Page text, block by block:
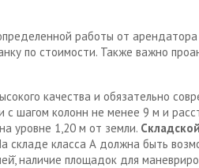
работы от
по стоимости. Также важно
качества и обязательно
с шагом колонн не менее 9 м и
уровне 1,20 м от земли.
складе класса А должна быть
наличие площадок для